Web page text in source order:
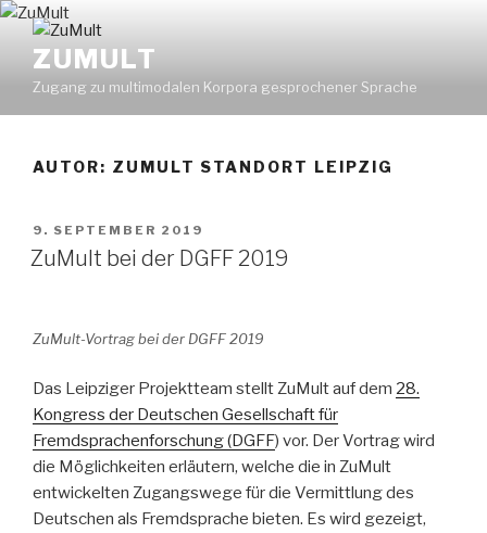
Zum
Inhalt
springenZUMULT
Zugang zu multimodalen Korpora gesprochener Sprache
AUTOR: ZUMULT STANDORT LEIPZIG
VERÖFFENTLICHT
AM
9. SEPTEMBER 2019
ZuMult bei der DGFF 2019
ZuMult-Vortrag bei der DGFF 2019
Das Leipziger Projektteam stellt ZuMult auf dem 28.
Kongress der Deutschen Gesellschaft für
Fremdsprachenforschung (DGFF) vor. Der Vortrag wird
die Möglichkeiten erläutern, welche die in ZuMult
entwickelten Zugangswege für die Vermittlung des
Deutschen als Fremdsprache bieten. Es wird gezeigt,